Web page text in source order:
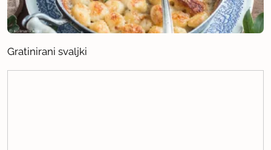
Gratinirani svaljki